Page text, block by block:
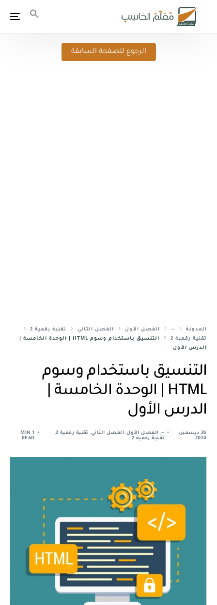
الرجوع للصفحة السابقة
المدونة -- الفصل الأول الفصل الثاني
تقنية رقمية 2
تقنية رقمية 2
التنسيق باستخدام وسوم HTML | الوحدة الخامسة |
الدرس الأول
التنسيق باستخدام وسوم
HTML | الوحدة الخامسة |
الدرس الأول
26 ديسمبر،
2024
--
, الفصل الأول, الفصل الثاني, تقنية رقمية 2
,
تقنية رقمية 2
1 MIN
READ